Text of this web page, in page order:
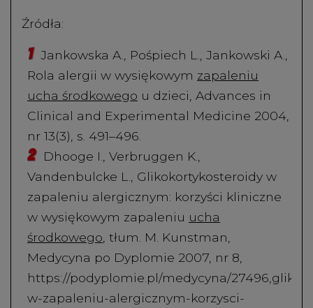
Źródła:
Jankowska A., Pośpiech L., Jankowski A.,
Rola alergii w wysiękowym zapaleniu
ucha środkowego u dzieci, Advances in
Clinical and Experimental Medicine 2004,
nr 13(3), s. 491–496.
Dhooge I., Verbruggen K.,
Vandenbulcke L., Glikokortykosteroidy w
zapaleniu alergicznym: korzyści kliniczne
w wysiękowym zapaleniu ucha
środkowego, tłum. M. Kunstman,
Medycyna po Dyplomie 2007, nr 8,
https://podyplomie.pl/medycyna/
w-zapaleniu-alergicznym-korzysci-